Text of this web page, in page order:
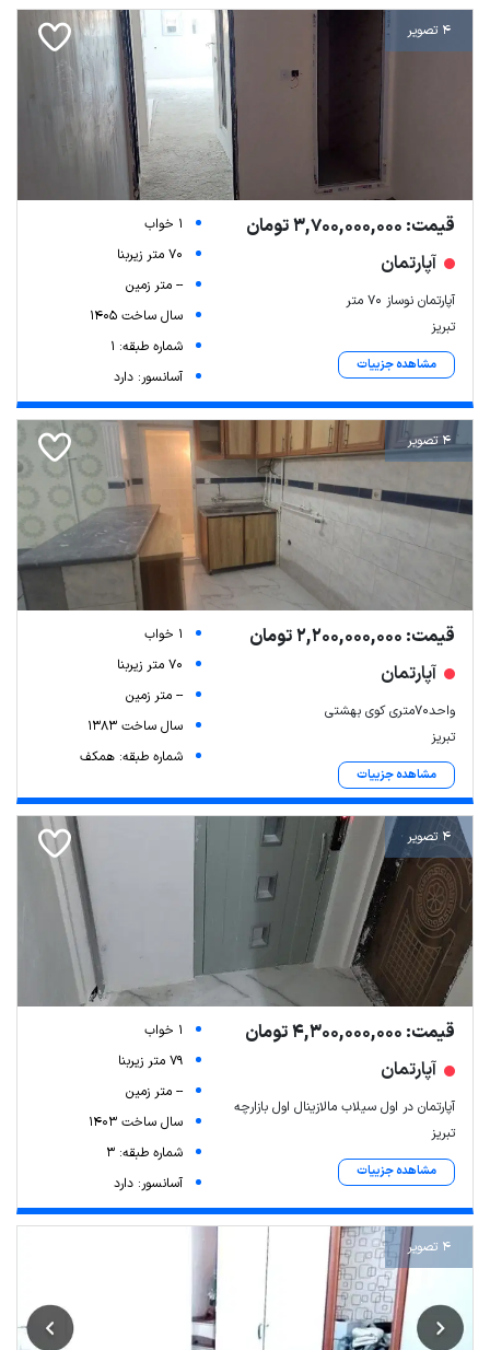
4 تصویر
قیمت: 3,700,000,000 تومان
آپارتمان
آپارتمان نوساز ۷۰ متر
تبریز
مشاهده جزییات
1 خواب
70 متر زیربنا
-- متر زمین
سال ساخت 1405
شماره طبقه: 1
آسانسور: دارد
4 تصویر
قیمت: 2,200,000,000 تومان
آپارتمان
واحد۷۰متری کوی بهشتی
تبریز
مشاهده جزییات
1 خواب
70 متر زیربنا
-- متر زمین
سال ساخت 1383
شماره طبقه: همکف
4 تصویر
قیمت: 4,300,000,000 تومان
آپارتمان
آپارتمان در اول سیلاب مالازینال اول بازارچه
تبریز
مشاهده جزییات
1 خواب
79 متر زیربنا
-- متر زمین
سال ساخت 1403
شماره طبقه: 3
آسانسور: دارد
4 تصویر